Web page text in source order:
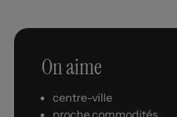
On aime
centre-ville
proche commodités